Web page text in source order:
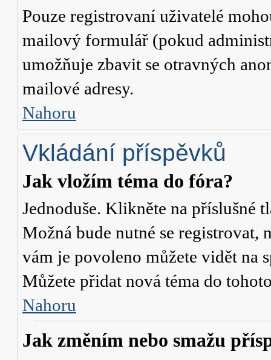
Pouze registrovaní uživatelé
mailový formulář (pokud
umožňuje zbavit se otravných
mailové adresy.
Nahoru
Vkládání příspěvků
Jak vložím téma do fóra?
Jednoduše. Klikněte na příslušné
Možná bude nutné se registrovat,
vám je povoleno můžete vidět na
Můžete přidat nová téma do
Nahoru
Jak změním nebo smažu